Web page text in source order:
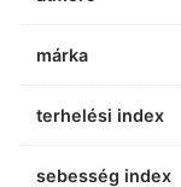
márka
terhelési index
sebesség index